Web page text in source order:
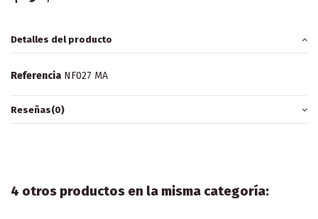
Detalles del producto
Referencia NF027 MA
Reseñas(0)
4 otros productos en la misma categoría: